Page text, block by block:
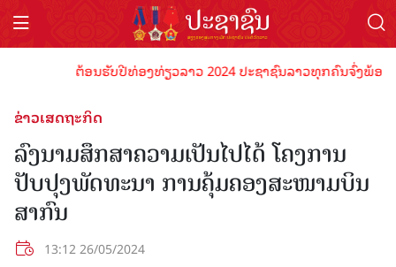
ຕ້ອນຮັບປີທ່ອງທ່ຽວລາວ 2024 ປະຊາຊົນລາວທຸກຄົນຈົ່ງພ້ອມເ
ຂ່າວເສດຖະກິດ
ລົງນາມສຶກສາຄວາມເປັນໄປໄດ້ ໂຄງການ
ປັບປຸງພັດທະນາ ການຄຸ້ມຄອງສະໜາມບິນ
ສາກົນ
13:12 26/05/2024